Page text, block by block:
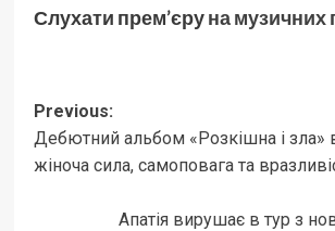
Слухати прем’єруна
Post
navigation
Previous:
Дебютний альбом «Розкішна і зла»
жіноча сила, самоповага та
Апатія вирушає в тур з